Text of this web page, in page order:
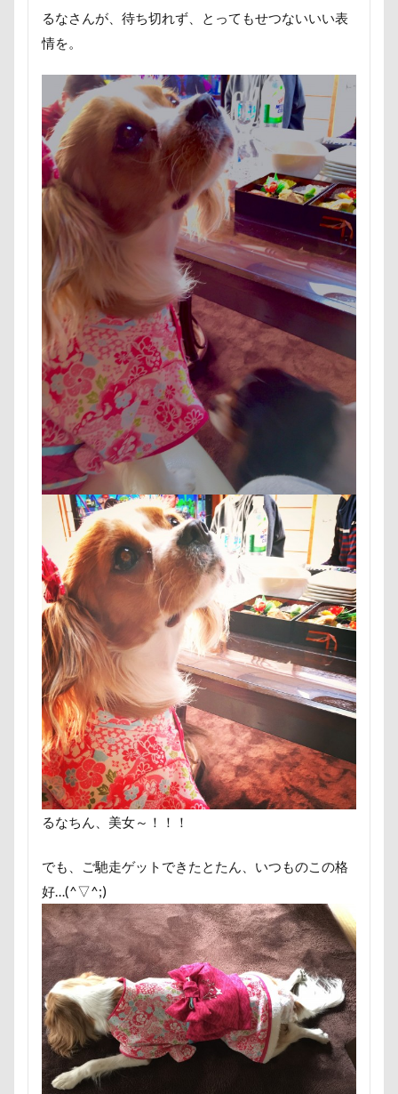
るなさんが、待ち切れず、とってもせつないいい表
情を。
るなちん、美女～！！！
でも、ご馳走ゲットできたとたん、いつものこの格
好…(^▽^;)
ペットボトル
ペットプロフ
ペットパラダイス
ボケ
ペットステージ（Petstages）
マウントジーンズ
マミーちゃん
ママ実家
マハロちゃん
マテ
マザー牧場
マサラちゃん
マグノリア棟
マグカップ
マウントジーンズ那須
マイフリーガード
ボート
マイクロビーズクッション
マイクロバブル
マイクロチップ
マァムちゃん
ポテチくん
ポチくん
ポストカード
ポケモンGO
ポカポカ
ボール
ペットドック
ペットショップ
マリンちゃん
フルーツトマト狩り
ブルブル
ブリーダー
ブリキ看板
ブランチ
ブラッシング
ブラタン
フワフワ
フレブル
フレキシリード
フリーマーケット
ブレスレット
フリーステッチ free stitch
フリスビー
フランソワーズちゃん
フランソワーズくん
フランちゃん
フセ
フクロウの森
フォトフレーム
フォトツアー
ブレアちゃん
ブレンハイム
ペットグラス
プール
ペットカート
ペットのおうち
ペットと泊まる陽だまり
ベンくん
ベランダ菜園
ベランダ
ベストショット
ヘンリーくん
ヘソ天
プーラニアン
ブレーメン
プレゼント
プレサーモC-25
プレアデス星団
プルバックハトカー
プリンちゃん
プリシアちゃん
プライスレス
ププくん
プイネちゃん
ルチアちゃん
レインコート
レイクウッズガーデンひめはるの里
レイちゃん
ルークくん
ルビーちゃん
ルビーくん
ルビー
ルナちゃん ルナくん
ルイちゃん
レオくん
ルイくん リーフくん
リード
リース
リリィーちゃん
リラちゃん
リュウくん
リビング
リディちゃん
レインドッグス
リックくん